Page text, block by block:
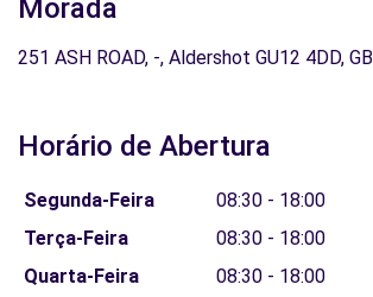
Morada
251 ASH ROAD, -, Aldershot GU12 4DD, GB
Horário de Abertura
Segunda-Feira
08:30 - 18:00
Terça-Feira
08:30 - 18:00
Quarta-Feira
08:30 - 18:00